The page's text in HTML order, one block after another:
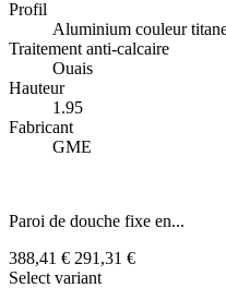
Profil
Aluminium couleur
Traitement anti-calcaire
Ouais
Hauteur
1.95
Fabricant
GME
Paroi de douche fixe en...
388,41 € 291,31 €
Select variant